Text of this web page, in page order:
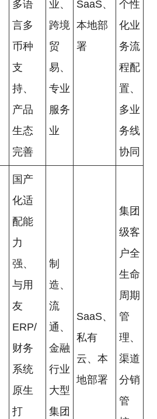
多语
言多
币种
支
持、
产品
生态
完善
业、
跨境
贸
易、
专业
服务
业
SaaS、
本地部
署
个性
化业
务流
程配
置、
多业
务线
协同
国产
化适
配能
力
强、
与用
友
ERP/
财务
系统
原生
打
制
造、
流
通、
金融
行业
大型
集团
SaaS、
私有
云、本
地部署
集团
级客
户全
生命
周期
管
理、
渠道
分销
管